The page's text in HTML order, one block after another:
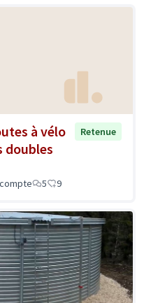
à vélo
doubles
Retenue
5 9